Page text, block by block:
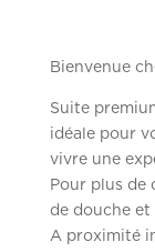
Bienvenue
Suite
idéale pour
vivre une
Pour plus de
de douche
A proximité